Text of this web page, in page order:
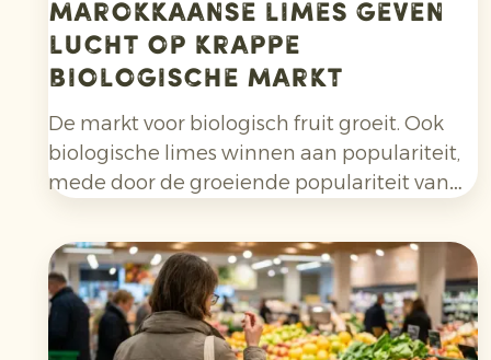
Marokkaanse limes geven
lucht op krappe
biologische markt
De markt voor biologisch fruit groeit. Ook
biologische limes winnen aan populariteit,
mede door de groeiende populariteit van
limonades en door het bredere gebruik in
salades, curries en andere gerechten.
Daarnaast kiezen consumenten bewuster
voor citrusfruit dat zonder synthetische